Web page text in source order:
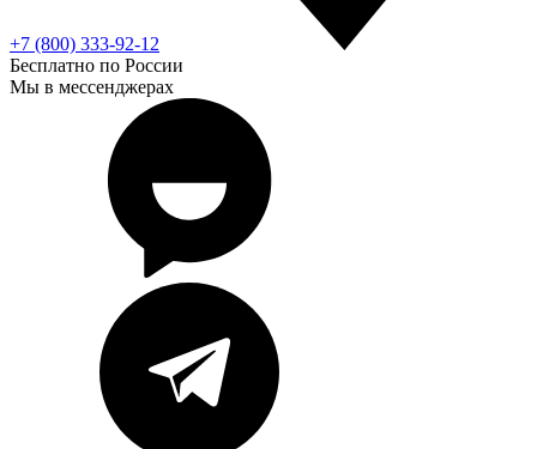
+7 (800) 333-92-12
Бесплатно по России
Мы в мессенджерах